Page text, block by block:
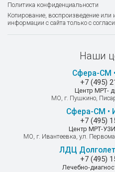
1050
телятина,
курица, индейка,
Панель №5 IgG4
морской окунь,
форель, сельдь,
Политика конфиденциальности
Копирование, воспроизведение или
информации с сайта только с
Наши
Сфера-СМ
+7 (495)
Центр МРТ-
МО, г. Пушкино,
Сфера-СМ •
+7 (495)
Центр МРТ-УЗИ
МО, г. Ивантеевка, ул.
ЛДЦ
+7 (495)
Лечебно-